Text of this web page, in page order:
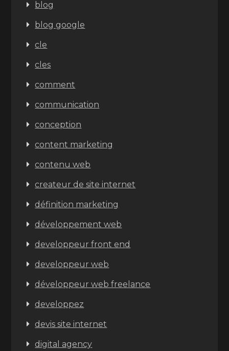
blog
blog google
cle
cles
comment
communication
conception
content marketing
contenu web
createur de site internet
définition marketing
développement web
developpeur front end
developpeur web
développeur web freelance
developpez
devis site internet
digital agency